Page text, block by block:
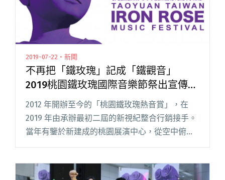
2019-07-22・新聞
不再把「鐵玫瑰」記成「鐵觀音」
2019桃園鐵玫瑰國際音樂節祭出宣傳奇
招！
2012 年開辦至今的「桃園鐵玫瑰熱音賞」，在
2019 年由承辦最初二屆的新視紀整合行銷接手。
當年有鑒於新建成的桃園展演中心，從空中俯瞰
模也日漸擴大，除閱讀全文 "不再把「鐵玫瑰」